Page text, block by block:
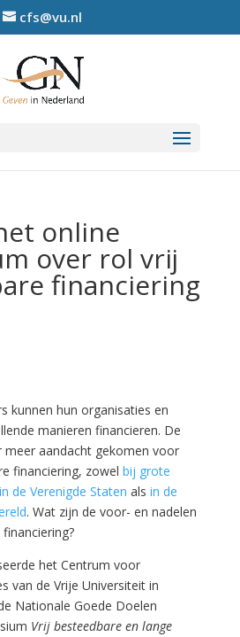
cfs@vu.nl
online
over rol vrij
financiering
kunnen hun organisaties en
manieren financieren. De
meer aandacht gekomen voor
financiering, zowel bij grote
de Verenigde Staten als in de
. Wat zijn de voor- en nadelen
het Centrum voor
van de Vrije Universiteit in
Nationale Goede Doelen
Vrij besteedbare en lange